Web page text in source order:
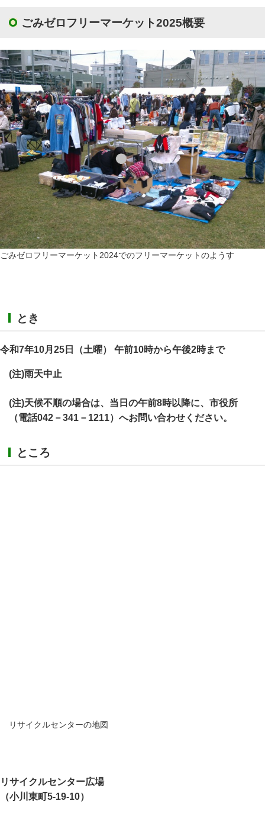
ごみゼロフリーマーケット2025概要
ごみゼロフリーマーケット2024でのフリーマーケットのようす
とき
令和7年10月25日（土曜） 午前10時から午後2時まで
(注)雨天中止
(注)天候不順の場合は、当日の午前8時以降に、市役所
（電話042－341－1211）へお問い合わせください。
ところ
リサイクルセンターの地図
リサイクルセンター広場
（小川東町5-19-10）